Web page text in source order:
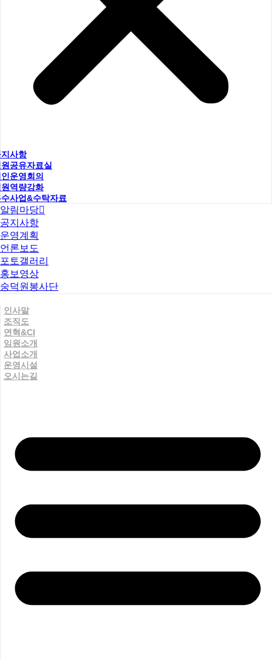
사항
공유자료실
운영회의
역량강화
사업&수탁자료
알림마당
공지사항
운영계획
언론보도
포토갤러리
홍보영상
숭덕원봉사단
인사말
조직도
연혁&CI
임원소개
사업소개
운영시설
오시는길